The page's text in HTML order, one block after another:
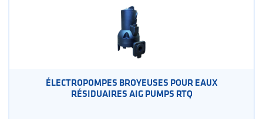
ÉLECTROPOMPES BROYEUSES POUR EAUX
RÉSIDUAIRES AIG PUMPS RTQ